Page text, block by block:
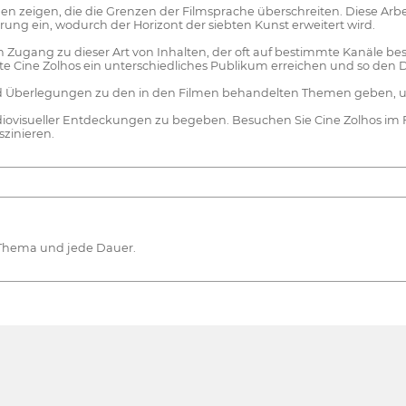
zeigen, die die Grenzen der Filmsprache überschreiten. Diese
ein, wodurch der Horizont der siebten Kunst erweitert wird.
zu dieser Art von Inhalten, der oft auf bestimmte Kanäle
Cine Zolhos ein unterschiedliches Publikum erreichen und so
zu den in den Filmen behandelten Themen geben,
Entdeckungen zu begeben. Besuchen Sie Cine Zolhos
und jede Dauer.